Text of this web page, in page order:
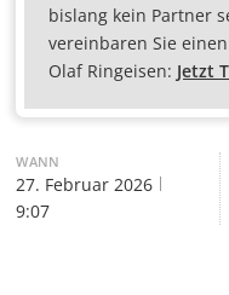
bislang kein Partner
vereinbaren Sie
Olaf Ringeisen: Jetzt
WANN
27. Februar 2026
9:07